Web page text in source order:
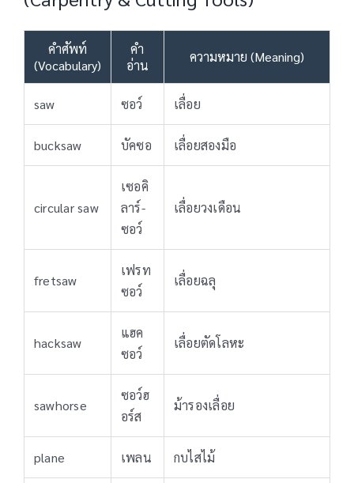
คำศัพท์
(Vocabulary)
คำ
อ่าน
ความหมาย (Meaning)
saw ซอว์ เลื่อย
bucksaw บัคซอ เลื่อยสองมือ
circular saw
เซอคิ
ลาร์-
ซอว์
เลื่อยวงเดือน
fretsaw
เฟรท
ซอว์
เลื่อยฉลุ
hacksaw
แฮค
ซอว์
เลื่อยตัดโลหะ
sawhorse
ซอว์ฮ
อร์ส
ม้ารองเลื่อย
plane เพลน กบไสไม้